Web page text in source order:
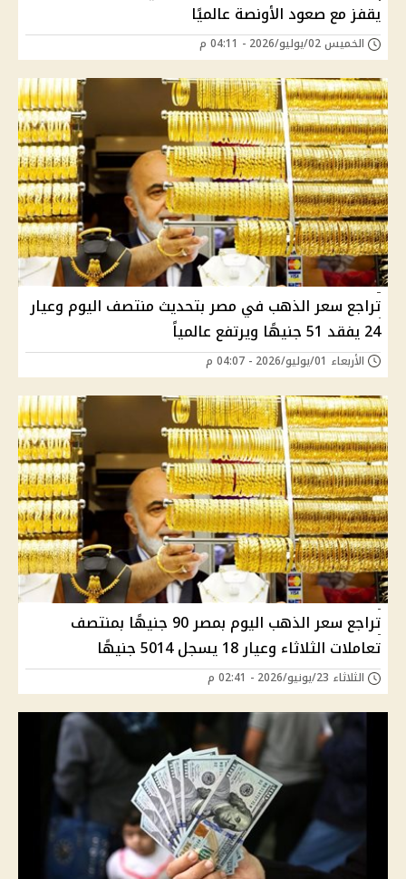
يقفز مع صعود الأونصة عالميًا
الخميس 02/يوليو/2026 - 04:11 م
تراجع سعر الذهب في مصر بتحديث منتصف اليوم وعيار
24 يفقد 51 جنيهًا ويرتفع عالمياً
الأربعاء 01/يوليو/2026 - 04:07 م
تراجع سعر الذهب اليوم بمصر 90 جنيهًا بمنتصف
تعاملات الثلاثاء وعيار 18 يسجل 5014 جنيهًا
الثلاثاء 23/يونيو/2026 - 02:41 م